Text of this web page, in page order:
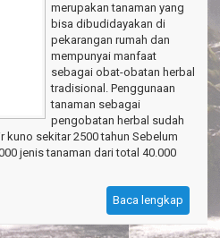
merupakan tanaman yang
bisa dibudidayakan di
pekarangan rumah dan
mempunyai manfaat
sebagai obat-obatan herbal
tradisional. Penggunaan
tanaman sebagai
pengobatan herbal sudah
sekitar 2500 tahun Sebelum
jenis tanaman dari total 40.000
Baca lengkap